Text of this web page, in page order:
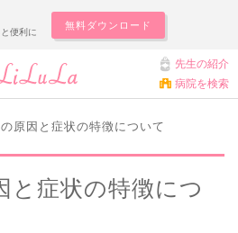
便利に
無料ダウンロード
先生の紹介
病院を検索
原因と症状の特徴について
と症状の特徴につ